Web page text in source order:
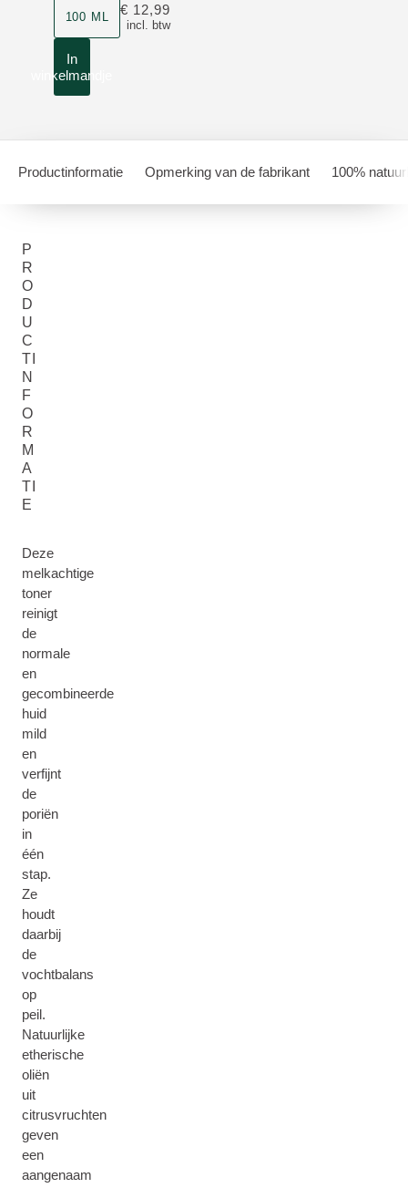
100 ML
incl. btw
€ 12,99
In
winkelmandje
Productinformatie Opmerking van de fabrikant 100%
P
R
O
D
U
C
TI
N
F
O
R
M
A
TI
E
Deze
melkachtige
toner
reinigt
de
normale
en
gecombineerde
huid
mild
en
verfijnt
de
poriën
in
één
stap.
Ze
houdt
daarbij
de
vochtbalans
op
peil.
Natuurlijke
etherische
oliën
uit
citrusvruchten
geven
een
aangenaam